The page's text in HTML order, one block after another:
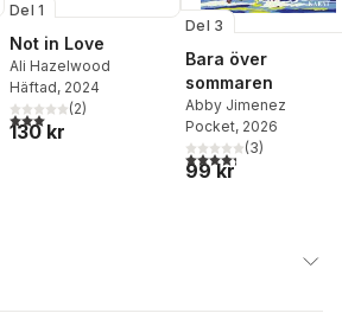
Del 1
Not in Love
Ali Hazelwood
Häftad, 2024
3,0utav 5 stjärnor. Totalt antal röster:
(2)
130 kr
Del 3
Bara över
sommaren
Abby Jimenez
Pocket, 2026
4,3utav 5 stjärnor.
(3)
99 kr